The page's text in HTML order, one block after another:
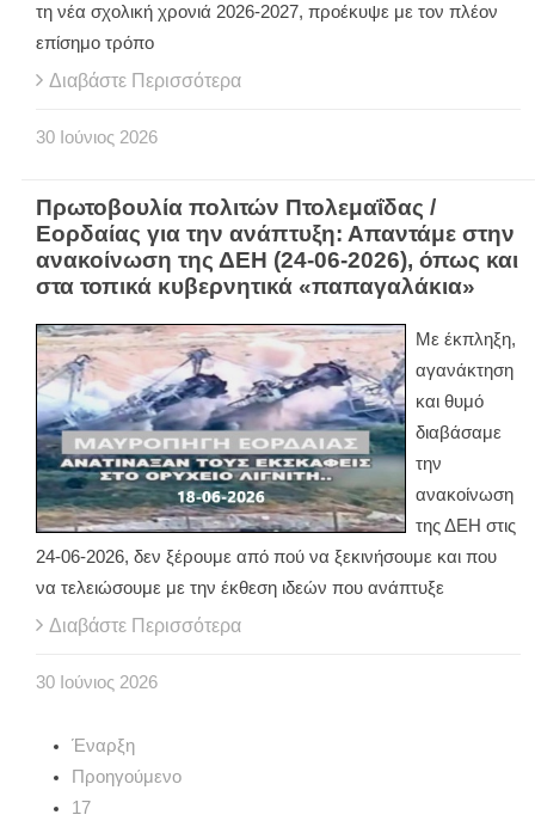
τη νέα σχολική χρονιά 2026-2027, προέκυψε με τον πλέον
επίσημο τρόπο
Διαβάστε Περισσότερα
30 Ιούνιος 2026
Πρωτοβουλία πολιτών Πτολεμαΐδας /
Εορδαίας για την ανάπτυξη: Απαντάμε στην
ανακοίνωση της ΔΕΗ (24-06-2026), όπως και
στα τοπικά κυβερνητικά «παπαγαλάκια»
Με έκπληξη,
αγανάκτηση
και θυμό
διαβάσαμε
την
ανακοίνωση
της ΔΕΗ στις
24-06-2026, δεν ξέρουμε από πού να ξεκινήσουμε και που
να τελειώσουμε με την έκθεση ιδεών που ανάπτυξε
Διαβάστε Περισσότερα
30 Ιούνιος 2026
Έναρξη
Προηγούμενο
17